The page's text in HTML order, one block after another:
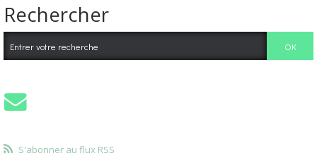
Rechercher
S'abonner au flux RSS